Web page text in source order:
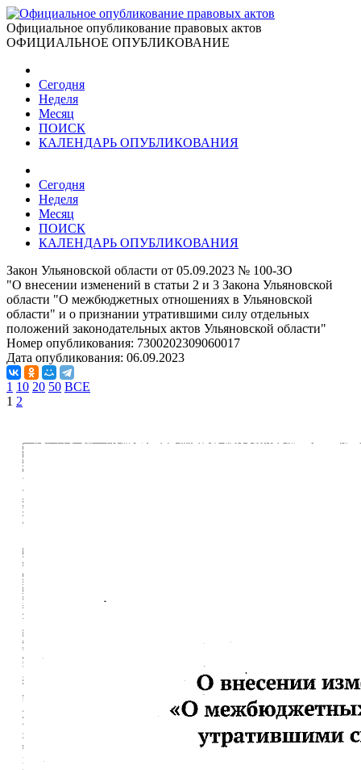
Официальное опубликование правовых актов
ОФИЦИАЛЬНОЕ ОПУБЛИКОВАНИЕ
Сегодня
Неделя
Месяц
ПОИСК
КАЛЕНДАРЬ ОПУБЛИКОВАНИЯ
Сегодня
Неделя
Месяц
ПОИСК
КАЛЕНДАРЬ ОПУБЛИКОВАНИЯ
Закон Ульяновской области от 05.09.2023 № 100-ЗО
"О внесении изменений в статьи 2 и 3 Закона Ульяновской
области "О межбюджетных отношениях в Ульяновской
области" и о признании утратившими силу отдельных
положений законодательных актов Ульяновской области"
Номер опубликования: 7300202309060017
Дата опубликования: 06.09.2023
1 10 20 50 ВСЕ
1 2